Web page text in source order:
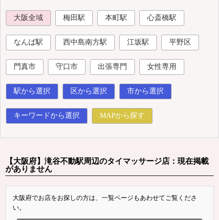
大阪全域 梅田駅 本町駅 心斎橋駅
なんば駅 西中島南方駅 江坂駅 平野区
門真市 守口市 出張専門 女性専用
駅から選択 区から選択 市から選択
キーワードから選択 MAPから探す
【大阪府】滝谷不動駅周辺のタイマッサージ店：現在掲載
がありません
大阪府でお店をお探しの方は、一覧ページもあわせてご覧くださ
い。